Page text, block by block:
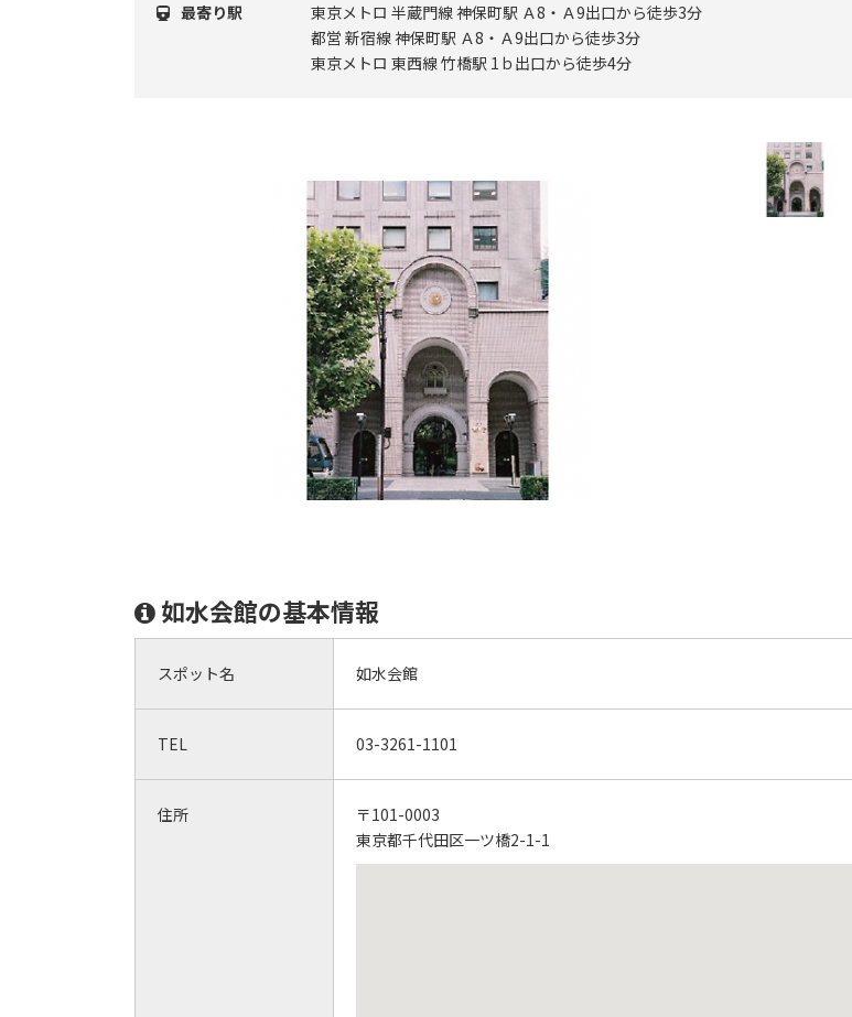
最寄り駅
東京メトロ 半蔵門線 神保町駅 Ａ8・Ａ9出口から徒歩3分
都営 新宿線 神保町駅 Ａ8・Ａ9出口から徒歩3分
東京メトロ 東西線 竹橋駅 1ｂ出口から徒歩4分
如水会館の基本情報
スポット名 如水会館
TEL 03-3261-1101
住所
〒101-0003
東京都千代田区一ツ橋2-1-1